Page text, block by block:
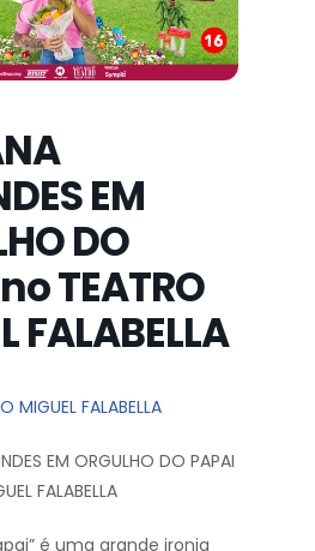
EM
DO
TEATRO
FALABELLA
MIGUEL FALABELLA
EM ORGULHO DO PAPAI
FALABELLA
é uma grande ironia